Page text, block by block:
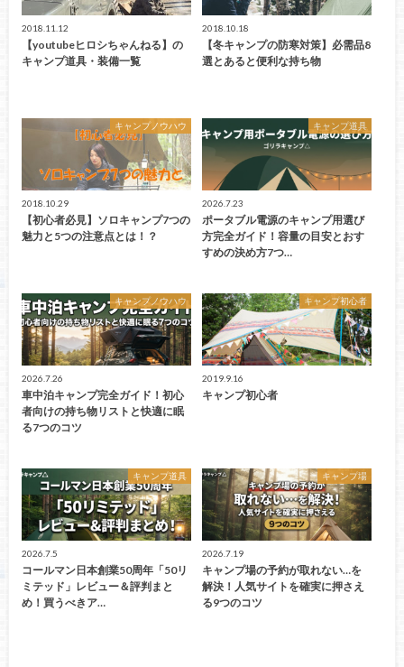
2018.11.12
【youtubeヒロシちゃんねる】の
キャンプ道具・装備一覧
2018.10.18
【冬キャンプの防寒対策】必需品8
選とあると便利な持ち物
キャンプノウハウ
2018.10.29
【初心者必見】ソロキャンプ7つの
魅力と5つの注意点とは！？
キャンプ道具
2026.7.23
ポータブル電源のキャンプ用選び
方完全ガイド！容量の目安とおす
すめの決め方7つ…
キャンプノウハウ
2026.7.26
車中泊キャンプ完全ガイド！初心
者向けの持ち物リストと快適に眠
る7つのコツ
キャンプ初心者
2019.9.16
キャンプ初心者
キャンプ道具
2026.7.5
コールマン日本創業50周年「50リ
ミテッド」レビュー＆評判まと
め！買うべきア…
キャンプ場
2026.7.19
キャンプ場の予約が取れない…を
解決！人気サイトを確実に押さえ
る9つのコツ